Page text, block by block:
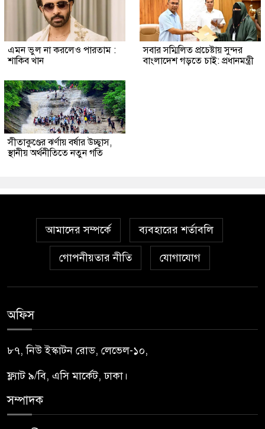
এমন ভুল না করলেও পারতাম :
শাকিব খান
সবার সম্মিলিত প্রচেষ্টায় সুন্দর
বাংলাদেশ গড়তে চাই: প্রধানমন্ত্রী
সীতাকুণ্ডের ঝর্ণায় বর্ষার উচ্ছ্বাস,
স্থানীয় অর্থনীতিতে নতুন গতি
আমাদের সম্পর্কে ব্যবহারের শর্তাবলি
গোপনীয়তার নীতি যোগাযোগ
অফিস
৮৭, নিউ ইস্কাটন রোড, লেভেল-১০,
ফ্ল্যাট ৯/বি, এসি মার্কেট, ঢাকা।
সম্পাদক